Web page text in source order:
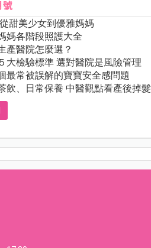
號
甜美少女到優雅媽媽
媽各階段照護大全
產醫院怎麼選？
大檢驗標準 選對醫院是風險管理
最常被誤解的寶寶安全感問題
飲、日常保養 中醫觀點看產後掉髮